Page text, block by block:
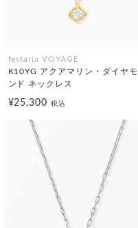
festaria VOYAGE
K10YG アクアマリン・ダイヤモ
ンド ネックレス
¥25,300税込